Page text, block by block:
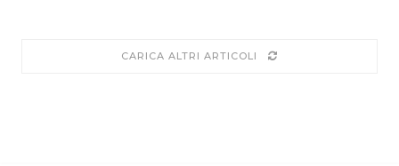
CARICA ALTRI ARTICOLI